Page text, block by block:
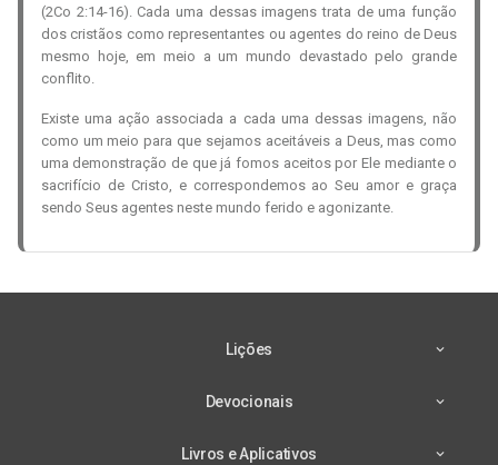
(2Co 2:14-16). Cada uma dessas imagens trata de uma função
dos cristãos como representantes ou agentes do reino de Deus
mesmo hoje, em meio a um mundo devastado pelo grande
conflito.
Existe uma ação associada a cada uma dessas imagens, não
como um meio para que sejamos aceitáveis a Deus, mas como
uma demonstração de que já fomos aceitos por Ele mediante o
sacrifício de Cristo, e correspondemos ao Seu amor e graça
sendo Seus agentes neste mundo ferido e agonizante.
Lições
Devocionais
Livros e Aplicativos